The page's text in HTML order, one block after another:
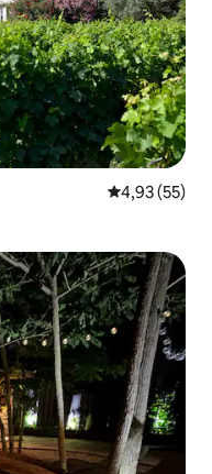
4,93 de uma
4,93 (55)